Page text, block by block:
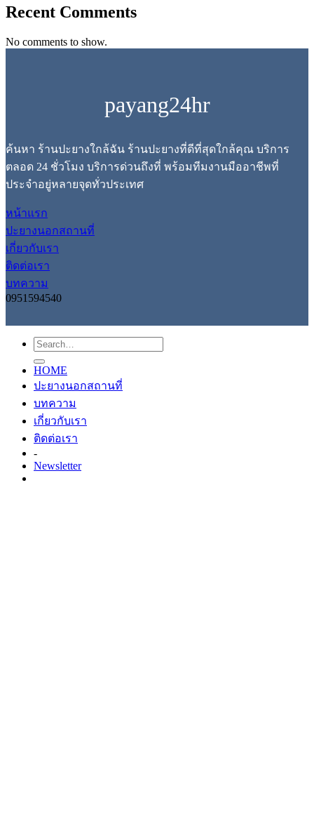
Recent Comments
No comments to show.
payang24hr
ค้นหา ร้านปะยางใกล้ฉัน ร้านปะยางที่ดีที่สุดใกล้คุณ บริการ
ตลอด 24 ชั่วโมง บริการด่วนถึงที่ พร้อมทีมงานมืออาชีพที่
ประจำอยู่หลายจุดทั่วประเทศ
หน้าแรก
ปะยางนอกสถานที่
เกี่ยวกับเรา
ติดต่อเรา
บทความ
0951594540
HOME
ปะยางนอกสถานที่
บทความ
เกี่ยวกับเรา
ติดต่อเรา
-
Newsletter